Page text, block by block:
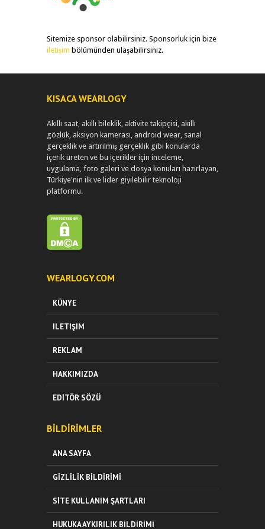
Sitemize sponsor olabilirsiniz. Sponsorluk için bize
iletişim bölümünden ulaşabilirsiniz.
KISACA WEARLOGY
Akıllı saat, akıllı bileklik, aktivite takipçisi, akıllı
gözlük, aksiyon kamerası, android wear, sanal
gerçeklik ve artırılmış gerçeklik gibi konularda
içerik üreten ve bu içerikler için inceleme,
uygulama, foto galeri ve dosya konuları hazırlayan,
Türkiye'nin ilk ve lider giyilebilir teknoloji
platformu.
WEARLOGY.COM
KÜNYE
İLETIŞIM
REKLAM
HAKKIMIZDA
EDITÖR SÖZÜ
BILDIRIMLER
ANA SAYFA
GIZLILIK BILDIRIMI
SITE KULLANIM ŞARTLARI
HUKUKA AYKIRILIK BILDIRIMI